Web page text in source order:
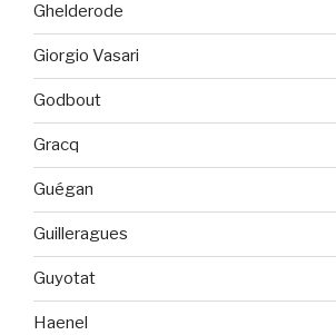
Ghelderode
Giorgio Vasari
Godbout
Gracq
Guégan
Guilleragues
Guyotat
Haenel